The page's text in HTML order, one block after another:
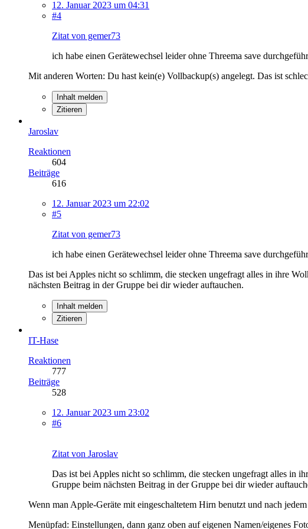
12. Januar 2023 um 04:31
#4
Zitat von gemer73
ich habe einen Gerätewechsel leider ohne Threema save
Mit anderen Worten: Du hast kein(e) Vollbackup(s) angelegt. Das ist
Inhalt melden
Zitieren
Jaroslav
Reaktionen
604
Beiträge
616
12. Januar 2023 um 22:02
#5
Zitat von gemer73
ich habe einen Gerätewechsel leider ohne Threema save
Das ist bei Apples nicht so schlimm, die stecken ungefragt alles in ihre
nächsten Beitrag in der Gruppe bei dir wieder auftauchen.
Inhalt melden
Zitieren
IT-Hase
Reaktionen
777
Beiträge
528
12. Januar 2023 um 23:02
#6
Zitat von Jaroslav
Das ist bei Apples nicht so schlimm, die stecken ungefragt alles in
Gruppe beim nächsten Beitrag in der Gruppe bei dir wieder
Wenn man Apple-Geräte mit eingeschaltetem Hirn benutzt und nach
Menüpfad: Einstellungen, dann ganz oben auf eigenen Namen/eigenes